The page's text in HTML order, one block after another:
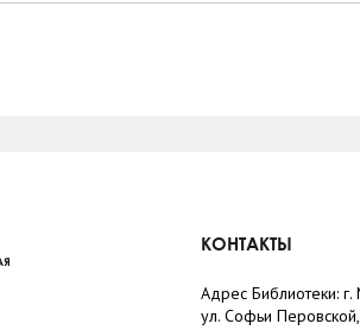
КОНТАКТЫ
Адрес Библиотеки: г.
ул. Софьи